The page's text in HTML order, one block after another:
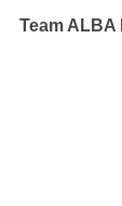
Team ALBA